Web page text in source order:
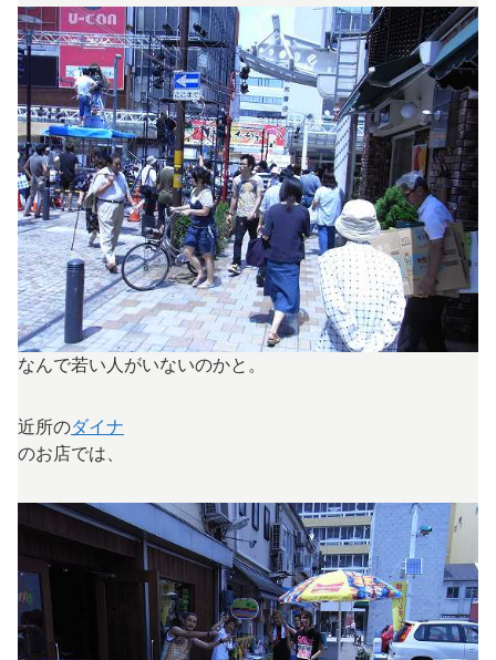
なんで若い人がいないのかと。
近所のダイナ
のお店では、